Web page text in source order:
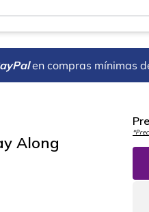
en compras mínimas
Along